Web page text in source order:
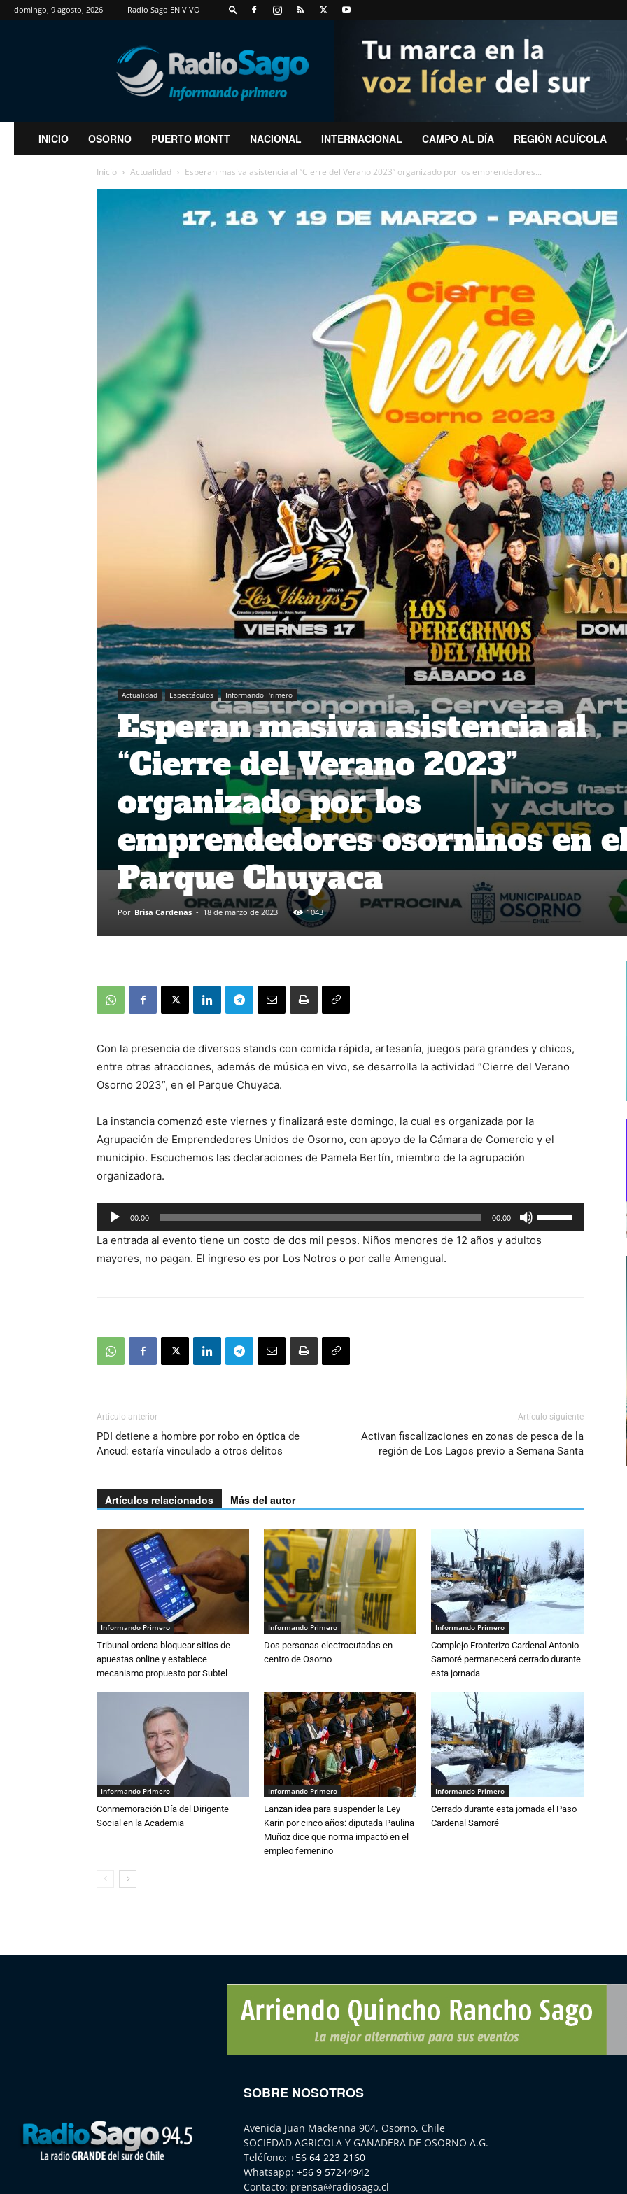
domingo, 9 agosto, 2026 Radio Sago EN VIVO
RadioSago
INICIO OSORNO PUERTO MONTT NACIONAL INTERNACIONAL CAMPO AL DÍA REGIÓN ACUÍCOLA
Inicio Actualidad Esperan masiva asistencia al “Cierre del Verano 2023” organizado por los emprendedores...
Actualidad Espectáculos Informando Primero
Esperan masiva asistencia al
“Cierre del Verano 2023”
organizado por los
emprendedores osorninos en
Parque Chuyaca
Por Brisa Cardenas - 18 de marzo de 2023 1043
Con la presencia de diversos stands con comida rápida, artesanía, juegos para grandes y chicos,
entre otras atracciones, además de música en vivo, se desarrolla la actividad “Cierre del Verano
Osorno 2023”, en el Parque Chuyaca.
La instancia comenzó este viernes y finalizará este domingo, la cual es organizada por la
Agrupación de Emprendedores Unidos de Osorno, con apoyo de la Cámara de Comercio y el
municipio. Escuchemos las declaraciones de Pamela Bertín, miembro de la agrupación
organizadora.
Reproductor
de
audio
00:00 00:00
las
teclas
volumen.
La entrada al evento tiene un costo de dos mil pesos. Niños menores de 12 años y adultos
mayores, no pagan. El ingreso es por Los Notros o por calle Amengual.
Artículo anterior
PDI detiene a hombre por robo en óptica de
Ancud: estaría vinculado a otros delitos
Artículo siguiente
Activan fiscalizaciones en zonas de pesca de la
región de Los Lagos previo a Semana Santa
Artículos relacionados Más del autor
Informando Primero
Tribunal ordena bloquear sitios de
apuestas online y establece
mecanismo propuesto por Subtel
Informando Primero
Dos personas electrocutadas en
centro de Osorno
Informando Primero
Complejo Fronterizo Cardenal Antonio
Samoré permanecerá cerrado durante
esta jornada
Informando Primero
Conmemoración Día del Dirigente
Social en la Academia
Informando Primero
Lanzan idea para suspender la Ley
Karin por cinco años: diputada Paulina
Muñoz dice que norma impactó en el
empleo femenino
Informando Primero
Cerrado durante esta jornada el Paso
Cardenal Samoré
SOBRE NOSOTROS
Avenida Juan Mackenna 904, Osorno, Chile
SOCIEDAD AGRICOLA Y GANADERA DE OSORNO A.G.
Teléfono: +56 64 223 2160
Whatsapp: +56 9 57244942
Contacto: prensa@radiosago.cl